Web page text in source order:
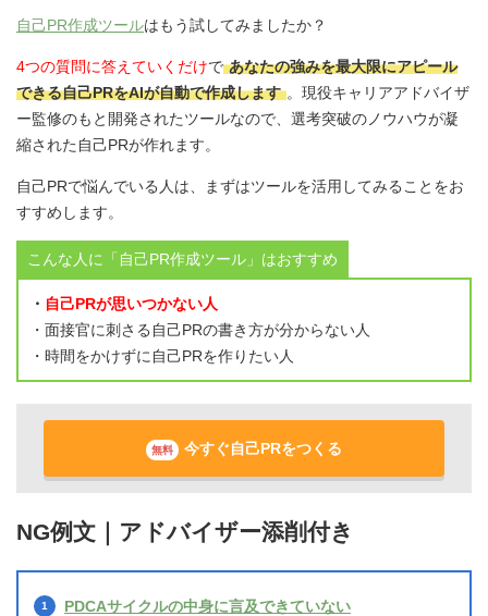
自己PR作成ツールはもう試してみましたか？
4つの質問に答えていくだけで あなたの強みを最大限にアピール
できる自己PRをAIが自動で作成します 。現役キャリアアドバイザ
ー監修のもと開発されたツールなので、選考突破のノウハウが凝
縮された自己PRが作れます。
自己PRで悩んでいる人は、まずはツールを活用してみることをお
すすめします。
こんな人に「自己PR作成ツール」はおすすめ
・ 自己PRが思いつかない人
・面接官に刺さる自己PRの書き方が分からない人
・時間をかけずに自己PRを作りたい人
無料 今すぐ自己PRをつくる
NG例文｜アドバイザー添削付き
PDCAサイクルの中身に言及できていない